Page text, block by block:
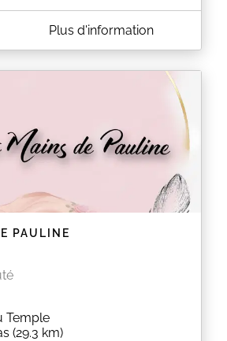
BEAUTÉ
traditionnel utilisant des produits
zones épilées : -10%
2 zones : -20% (
affichés sont indiqués en prix
EN SAVOIR PLUS
Plus d'information
PAULINE
Temple
(29.3 km)